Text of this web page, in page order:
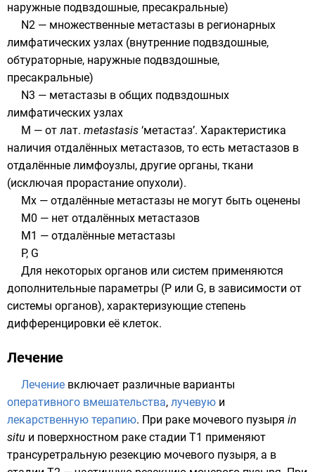
наружные подвздошные, пресакральные)
N2 — множественные метастазы в регионарных
лимфатических узлах (внутренние подвздошные,
обтураторные, наружные подвздошные,
пресакральные)
N3 — метастазы в общих подвздошных
лимфатических узлах
M — от лат. metastasis ‘метастаз’. Характеристика
наличия отдалённых метастазов, то есть метастазов в
отдалённые лимфоузлы, другие органы, ткани
(исключая прорастание опухоли).
Мx — отдалённые метастазы не могут быть оценены
М0 — нет отдалённых метастазов
М1 — отдалённые метастазы
P, G
Для некоторых органов или систем применяются
дополнительные параметры (P или G, в зависимости от
системы органов), характеризующие степень
дифференцировки её клеток.
Лечение
Лечение включает различные варианты
оперативного вмешательства, лучевую и
лекарственную терапию. При раке мочевого пузыря in
situ и поверхностном раке стадии Т1 применяют
трансуретральную резекцию мочевого пузыря, а в